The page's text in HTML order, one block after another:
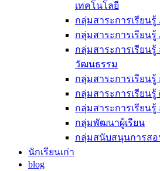
เทคโนโลยี
กลุ่มสาระการเรียนรู้
กลุ่มสาระการเรียนรู้
กลุ่มสาระการเรียน
วัฒนธรรม
กลุ่มสาระการเรียน
กลุ่มสาระการเรียนรู้
กลุ่มสาระการเรียน
กลุ่มพัฒนาผู้เรียน
กลุ่มสนับสนุนการส
นักเรียนเก่า
blog